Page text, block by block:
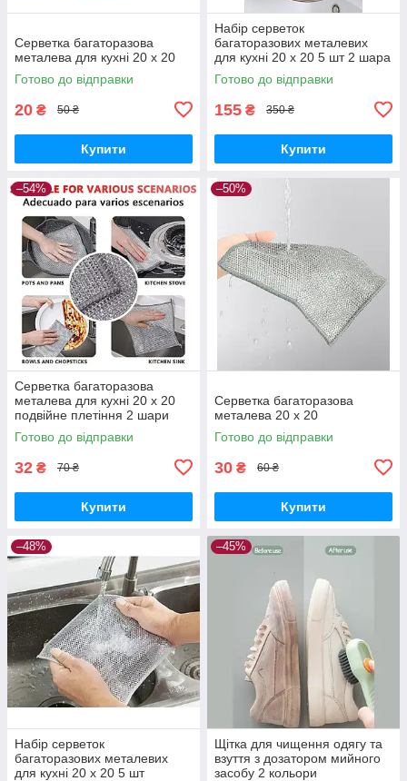
Серветка багаторазова
металева для кухні 20 х 20
Готово до відправки
20 ₴ 50 ₴
Купити
Набір серветок
багаторазових металевих
для кухні 20 х 20 5 шт 2 шара
Готово до відправки
155 ₴ 350 ₴
Купити
–54%
Серветка багаторазова
металева для кухні 20 х 20
подвійне плетіння 2 шари
Готово до відправки
32 ₴ 70 ₴
Купити
–50%
Серветка багаторазова
металева 20 х 20
Готово до відправки
30 ₴ 60 ₴
Купити
–48%
Набір серветок
багаторазових металевих
для кухні 20 х 20 5 шт
–45%
Щітка для чищення одягу та
взуття з дозатором мийного
засобу 2 кольори